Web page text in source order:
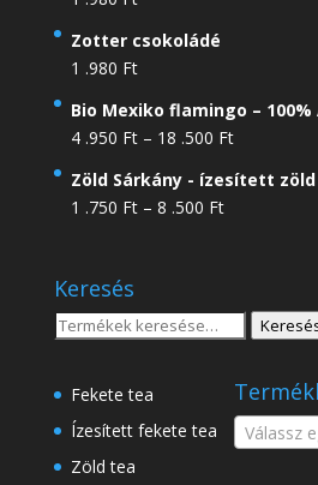
Zotter csokoládé
1 .980 Ft
Bio Mexiko flamingo – 100%
4 .950 Ft – 18 .500 Ft
.950 Ft
Zöld Sárkány - ízesített
1 .750 Ft – 8 .500 FtÁrtartomány:
8
.500 Ft
Keresés
Keresés
Fekete tea
Ízesített fekete tea
Zöld tea
Válassz